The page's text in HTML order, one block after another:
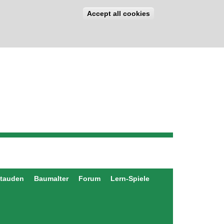
Accept all cookies
Baumalter Forum Lern-Spiele